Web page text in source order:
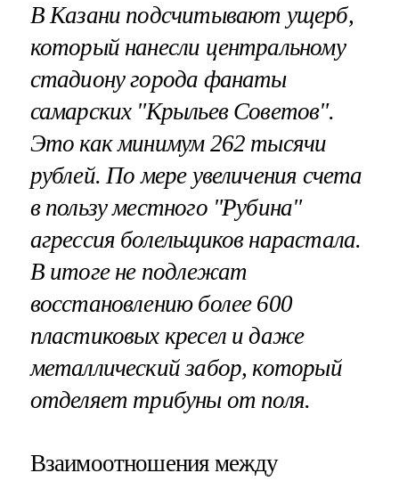
В Казани подсчитывают ущерб,
который нанесли центральному
стадиону города фанаты
самарских "Крыльев Советов".
Это как минимум 262 тысячи
рублей. По мере увеличения счета
в пользу местного "Рубина"
агрессия болельщиков нарастала.
В итоге не подлежат
восстановлению более 600
пластиковых кресел и даже
металлический забор, который
отделяет трибуны от поля.
Взаимоотношения между